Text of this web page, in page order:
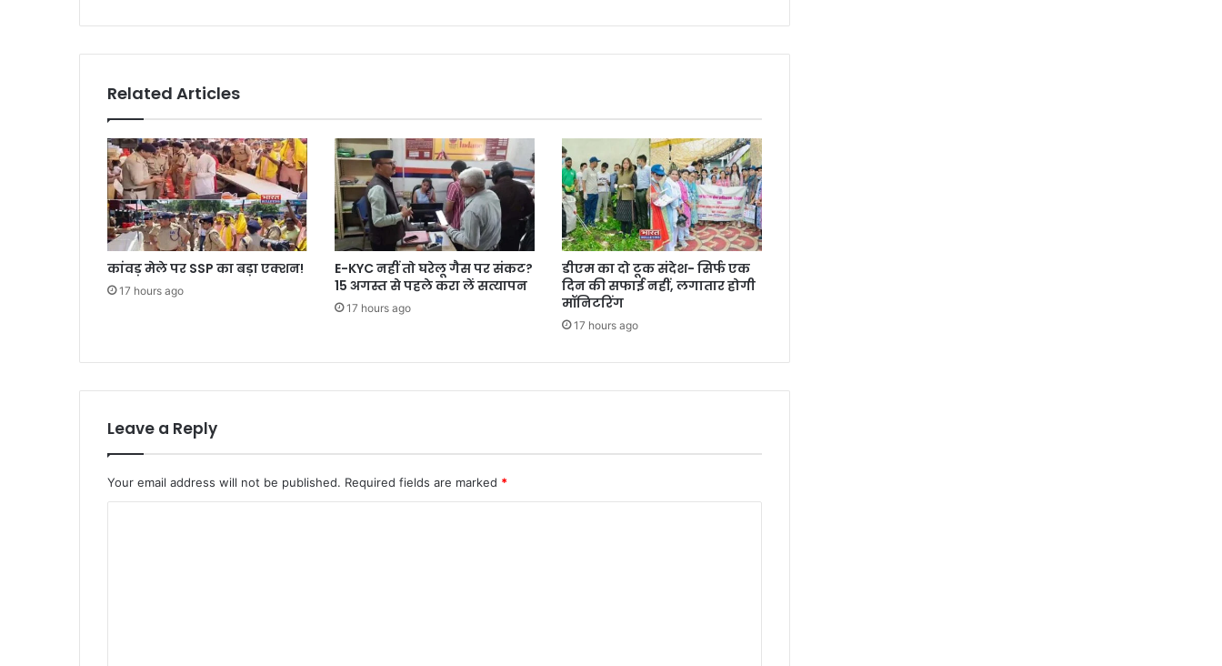
Related Articles
कांवड़ मेले पर SSP का बड़ा एक्शन!
17 hours ago
E-KYC नहीं तो घरेलू गैस पर संकट?
15 अगस्त से पहले करा लें सत्यापन
17 hours ago
डीएम का दो टूक संदेश- सिर्फ एक
दिन की सफाई नहीं, लगातार होगी
मॉनिटरिंग
17 hours ago
Leave a Reply
Your email address will not be published. Required fields are marked *